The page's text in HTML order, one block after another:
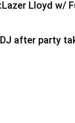
DJ after party